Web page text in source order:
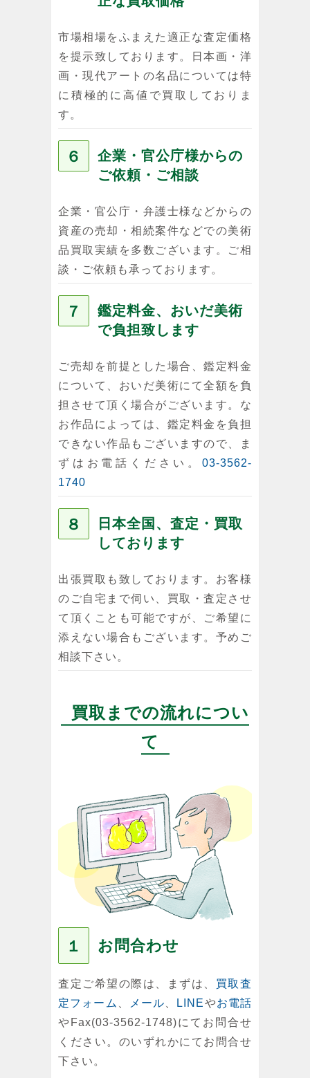
市場相場をふまえた適正な査定価格
を提示致しております。日本画・洋
画・現代アートの名品については特
に積極的に高値で買取しておりま
す。
６
企業・官公庁様からの
ご依頼・ご相談
企業・官公庁・弁護士様などからの
資産の売却・相続案件などでの美術
品買取実績を多数ございます。ご相
談・ご依頼も承っております。
７
鑑定料金、おいだ美術
で負担致します
ご売却を前提とした場合、鑑定料金
について、おいだ美術にて全額を負
担させて頂く場合がございます。な
お作品によっては、鑑定料金を負担
できない作品もございますので、ま
ずはお電話ください。 03-3562-
1740
８
日本全国、査定・買取
しております
出張買取も致しております。お客様
のご自宅まで伺い、買取・査定させ
て頂くことも可能ですが、ご希望に
添えない場合もございます。予めご
相談下さい。
買取までの流れについ
て
１ お問合わせ
査定ご希望の際は、まずは、 買取査
定フォーム
メール LINEやお電話
やFax(03-3562-1748)にてお問合せ
ください。のいずれかにてお問合せ
下さい。